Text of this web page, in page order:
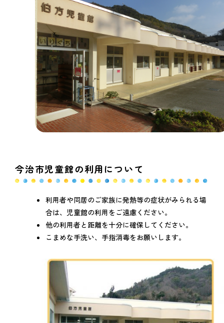
今治市児童館の利用について
利用者や同居のご家族に発熱等の症状がみられる場
合は、児童館の利用をご遠慮ください。
他の利用者と距離を十分に確保してください。
こまめな手洗い、手指消毒をお願いします。